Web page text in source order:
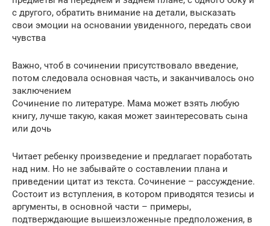
с другого, обратить внимание на детали, высказать
свои эмоции на основании увиденного, передать свои
чувства
Важно, чтоб в сочинении присутствовало введение,
потом следовала основная часть, и заканчивалось оно
заключением
Сочинение по литературе. Мама может взять любую
книгу, лучше такую, какая может заинтересовать сына
или дочь
Читает ребенку произведение и предлагает поработать
над ним. Но не забывайте о составлении плана и
приведении цитат из текста. Сочинение – рассуждение.
Состоит из вступления, в котором приводятся тезисы и
аргументы, в основной части – примеры,
подтверждающие вышеизложенные предположения, в